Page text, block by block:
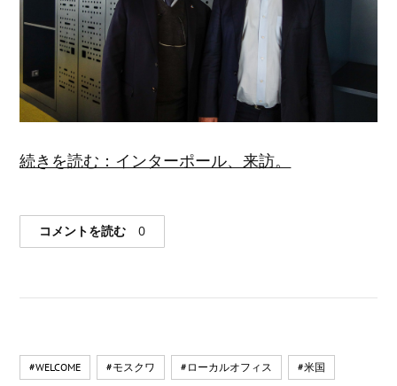
続きを読む：インターポール、来訪。
コメントを読む 0
#WELCOME #モスクワ #ローカルオフィス #米国